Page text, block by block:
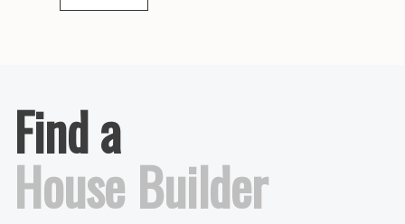
Find a
House Builder